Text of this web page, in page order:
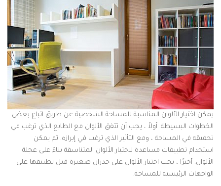
يمكن اختيار الألوان المناسبة للمساحة الشخصية عن طريق اتباع بعض
الخطوات البسيطة. أولاً ، يجب أن تتفق الألوان مع الطابع الذي ترغب في
تحقيقه في المساحة ، ومع التأثير الذي ترغب في إبرازه. ثم يمكن
استخدام تطبيقات مساعدة لاختيار الألوان المتناسقة بناءً على عجلة
الألوان. أخيرًا ، يجب اختبار الألوان على جدران صغيرة قبل تطبيقها على
الواجهات الرئيسية للمساحة.